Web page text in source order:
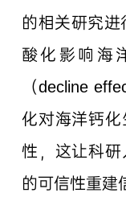
的相关研究
酸化影响海
（decline
化对海洋钙
性，这让科
的可信性重建